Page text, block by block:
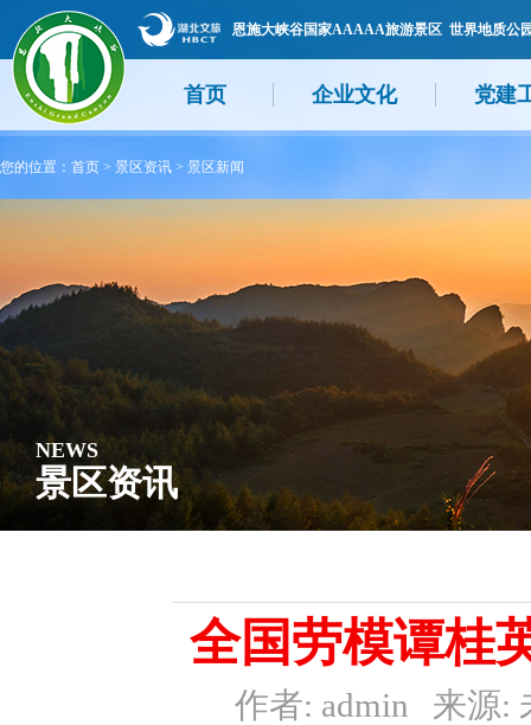
恩施大峡谷国家AAAAA旅游景区 世界地质公
首页 企业文化 党建
您的位置： 首页 > 景区资讯 > 景区新闻
NEWS
景区资讯
全国劳模谭桂
作者: admin 来源: